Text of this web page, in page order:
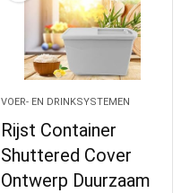
VOER- EN DRINKSYSTEMEN
Rijst Container
Shuttered Cover
Ontwerp Duurzaam